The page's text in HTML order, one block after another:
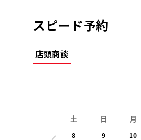
スピード予約
店頭商談
土
8
日
9
月
10